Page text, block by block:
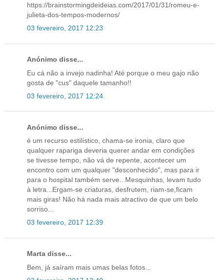
https://brainstormingdeideias.com/2017/01/31/romeu-e-
julieta-dos-tempos-modernos/
03 fevereiro, 2017 12:23
Anónimo disse...
Eu cá não a invejo nadinha! Até porque o meu gajo não
gosta de "cus" daquele tamanho!!
03 fevereiro, 2017 12:24
Anónimo disse...
é um recurso estilístico, chama-se ironia, claro que
qualquer rapariga deveria querer andar em condições
se tivesse tempo, não vá de repente, acontecer um
encontro com um qualquer "desconhecido", mas para ir
para o hospital também serve...Mesquinhas, levam tudo
à letra...Ergam-se criaturas, desfrutem, riam-se,ficam
mais giras! Não há nada mais atractivo de que um belo
sorriso...
03 fevereiro, 2017 12:39
Marta disse...
Bem, já saíram mais umas belas fotos...